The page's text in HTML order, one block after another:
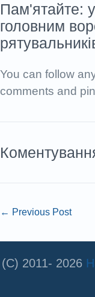
Пам'ятайте:
головним
You can follow
comments and
← Previous Post
(C) 2011- 2026